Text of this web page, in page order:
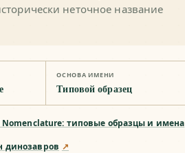
неточное название
ОСНОВА ИМЕНИ
Типовой образец
типовые образцы и имена
динозавров ↗